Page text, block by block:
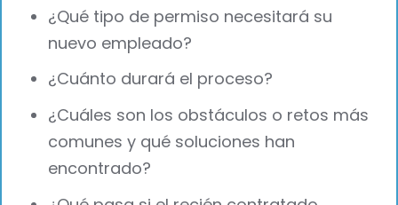
¿Qué tipo de permiso necesitará su
nuevo empleado?
¿Cuánto durará el proceso?
¿Cuáles son los obstáculos o retos más
comunes y qué soluciones han
encontrado?